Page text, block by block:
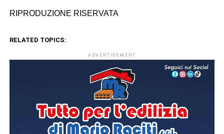
RIPRODUZIONE RISERVATA
RELATED TOPICS:
ADVERTISEMENT